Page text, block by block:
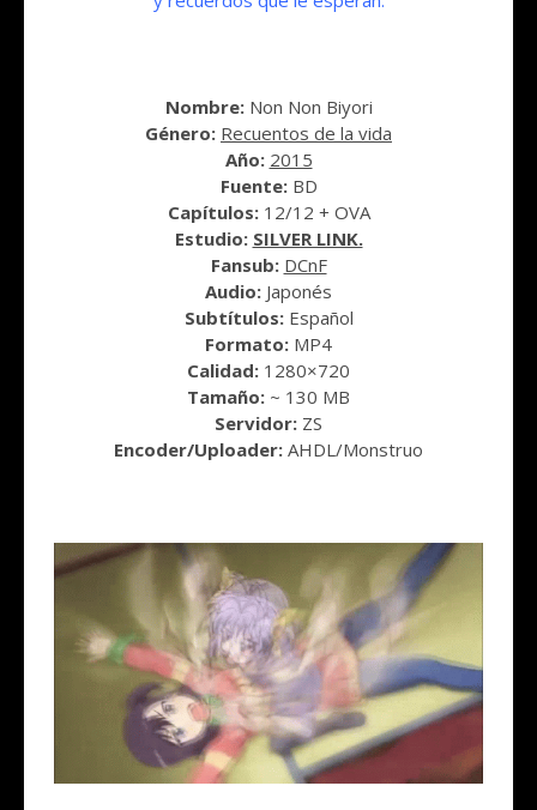
Nombre:Non Non Biyori
Género: Recuentos de la vida
Año: 2015
Fuente:BD
Capítulos:12/12 + OVA
Estudio: SILVER LINK.
Fansub: DCnF
Audio: Japonés
Subtítulos:Español
Formato: MP4
Calidad: 1280×720
Tamaño: ~ 130 MB
Servidor: ZS
Encoder/Uploader: AHDL/Monstruo